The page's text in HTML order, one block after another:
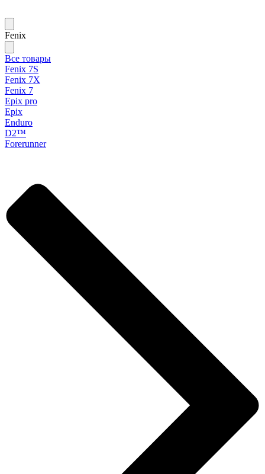
Fenix
Все товары
Fenix 7S
Fenix 7X
Fenix 7
Epix pro
Epix
Enduro
D2™
Forerunner